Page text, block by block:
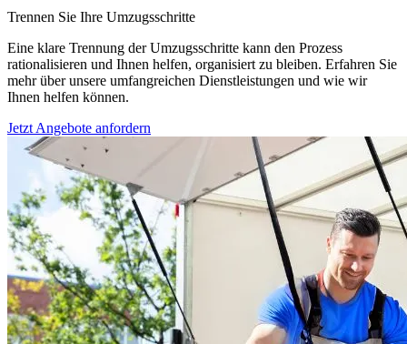
Trennen Sie Ihre Umzugsschritte
Eine klare Trennung der Umzugsschritte kann den Prozess
rationalisieren und Ihnen helfen, organisiert zu bleiben. Erfahren Sie
mehr über unsere umfangreichen Dienstleistungen und wie wir
Ihnen helfen können.
Jetzt Angebote anfordern